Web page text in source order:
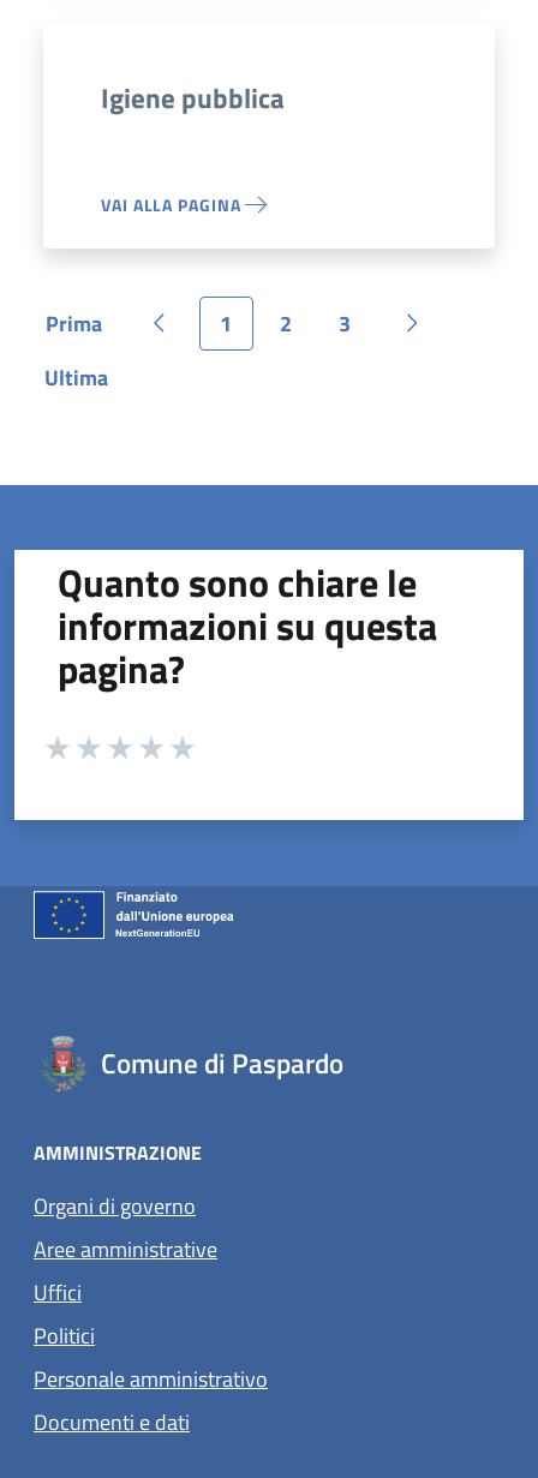
Igiene pubblica
VAI ALLA PAGINA
Pagina
Prima Pagina precedente
Pagina
1 Pagina
2 Pagina
3
Pagina
Pagina
Ultima
Quanto sono chiare le
informazioni su questa
pagina?
Valuta da 1 a 5 stelle la pagina
Comune di Paspardo
AMMINISTRAZIONE
Organi di governo
Aree amministrative
Uffici
Politici
Personale amministrativo
Documenti e dati